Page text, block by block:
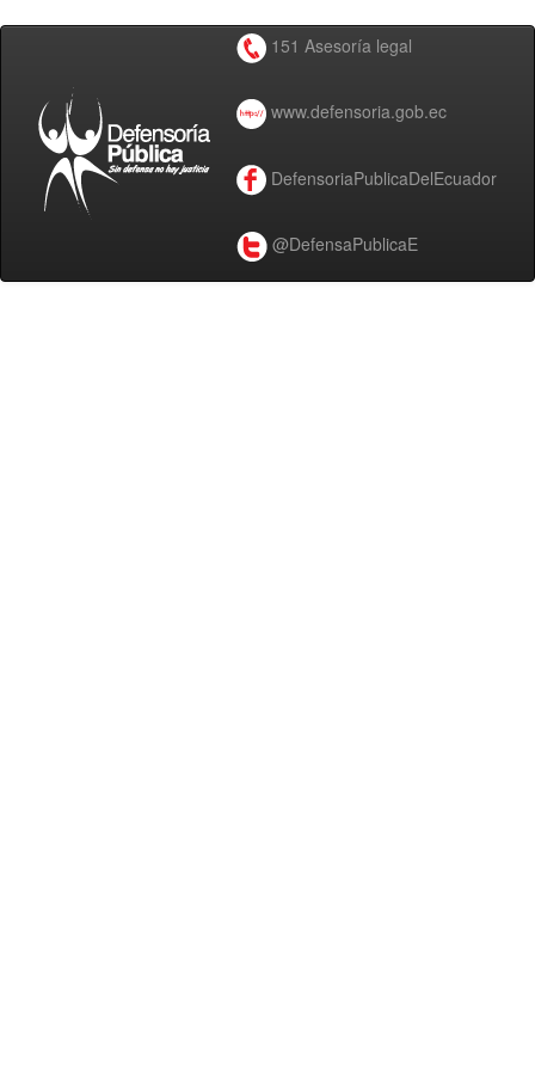
151 Asesoría legal
www.defensoria.gob.ec
DefensoriaPublicaDelEcuador
@DefensaPublicaE